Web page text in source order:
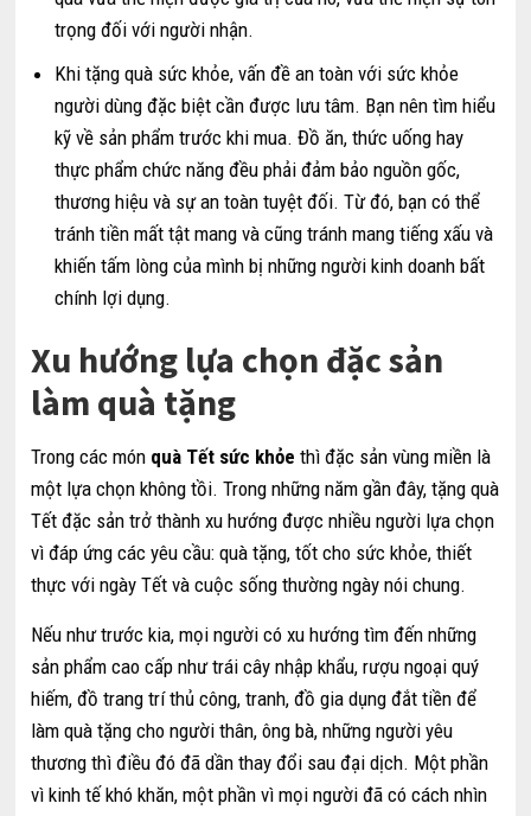
trọng đối với người nhận.
Khi tặng quà sức khỏe, vấn đề an toàn với sức khỏe
người dùng đặc biệt cần được lưu tâm. Bạn nên tìm hiểu
kỹ về sản phẩm trước khi mua. Đồ ăn, thức uống hay
thực phẩm chức năng đều phải đảm bảo nguồn gốc,
thương hiệu và sự an toàn tuyệt đối. Từ đó, bạn có thể
tránh tiền mất tật mang và cũng tránh mang tiếng xấu và
khiến tấm lòng của mình bị những người kinh doanh bất
chính lợi dụng.
Xu hướng lựa chọn đặc sản
làm quà tặng
Trong các món quà Tết sức khỏe thì đặc sản vùng miền là
một lựa chọn không tồi. Trong những năm gần đây, tặng quà
Tết đặc sản trở thành xu hướng được nhiều người lựa chọn
vì đáp ứng các yêu cầu: quà tặng, tốt cho sức khỏe, thiết
thực với ngày Tết và cuộc sống thường ngày nói chung.
Nếu như trước kia, mọi người có xu hướng tìm đến những
sản phẩm cao cấp như trái cây nhập khẩu, rượu ngoại quý
hiếm, đồ trang trí thủ công, tranh, đồ gia dụng đắt tiền để
làm quà tặng cho người thân, ông bà, những người yêu
thương thì điều đó đã dần thay đổi sau đại dịch. Một phần
vì kinh tế khó khăn, một phần vì mọi người đã có cách nhìn